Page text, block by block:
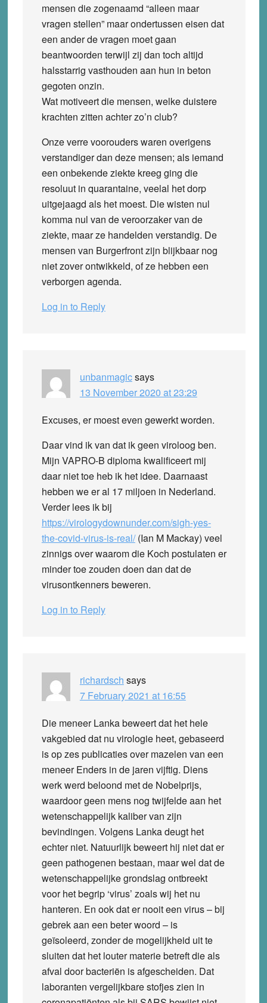
mensen die zogenaamd “alleen maar
vragen stellen” maar ondertussen eisen dat
een ander de vragen moet gaan
beantwoorden terwijl zij dan toch altijd
halsstarrig vasthouden aan hun in beton
gegoten onzin.
Wat motiveert die mensen, welke duistere
krachten zitten achter zo’n club?
Onze verre voorouders waren overigens
verstandiger dan deze mensen; als iemand
een onbekende ziekte kreeg ging die
resoluut in quarantaine, veelal het dorp
uitgejaagd als het moest. Die wisten nul
komma nul van de veroorzaker van de
ziekte, maar ze handelden verstandig. De
mensen van Burgerfront zijn blijkbaar nog
niet zover ontwikkeld, of ze hebben een
verborgen agenda.
Log in to Reply
unbanmagicsays
13 November 2020 at 23:29
Excuses, er moest even gewerkt worden.
Daar vind ik van dat ik geen viroloog ben.
Mijn VAPRO-B diploma kwalificeert mij
daar niet toe heb ik het idee. Daarnaast
hebben we er al 17 miljoen in Nederland.
Verder lees ik bij
https://virologydownunder.com/sigh-yes-
the-covid-virus-is-real/(Ian M Mackay) veel
zinnigs over waarom die Koch postulaten er
minder toe zouden doen dan dat de
virusontkenners beweren.
Log in to Reply
richardsch says
7 February 2021 at 16:55
Die meneer Lanka beweert dat het hele
vakgebied dat nu virologie heet, gebaseerd
is op zes publicaties over mazelen van een
meneer Enders in de jaren vijftig. Diens
werk werd beloond met de Nobelprijs,
waardoor geen mens nog twijfelde aan het
wetenschappelijk kaliber van zijn
bevindingen. Volgens Lanka deugt het
echter niet. Natuurlijk beweert hij niet dat er
geen pathogenen bestaan, maar wel dat de
wetenschappelijke grondslag ontbreekt
voor het begrip ‘virus’ zoals wij het nu
hanteren. En ook dat er nooit een virus – bij
gebrek aan een beter woord – is
geïsoleerd, zonder de mogelijkheid uit te
sluiten dat het louter materie betreft die als
afval door bacteriën is afgescheiden. Dat
laboranten vergelijkbare stofjes zien in